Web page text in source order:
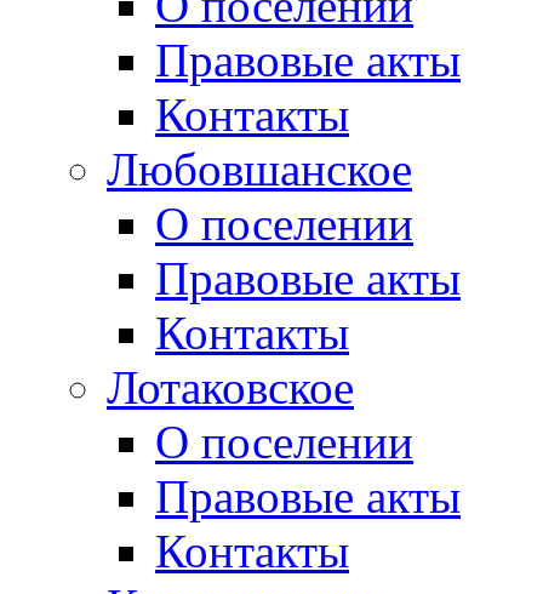
Правовые акты
Контакты
Любовшанское
О поселении
Правовые акты
Контакты
Лотаковское
О поселении
Правовые акты
Контакты